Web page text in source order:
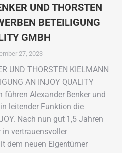
UND THORSTEN
BETEILIGUNG
GMBH
27, 2023
UND THORSTEN KIELMANN
AN INJOY QUALITY
führen Alexander Benker und
leitender Funktion die
Nach nun gut 1,5 Jahren
vertrauensvoller
dem neuen Eigentümer